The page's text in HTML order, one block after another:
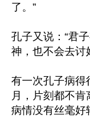
了。”
孔子又说：“君
神，也不会去讨
有一次孔子病得
月，片刻都不肯
病情没有丝毫好